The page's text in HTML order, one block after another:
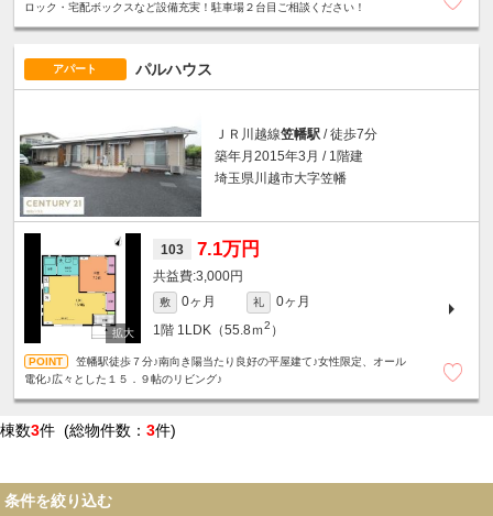
ロック・宅配ボックスなど設備充実！駐車場２台目ご相談ください！
アパート パルハウス
ＪＲ川越線笠幡駅 / 徒歩7分
築年月2015年3月 / 1階建
埼玉県川越市大字笠幡
103 7.1万円
3,000円
敷 0ヶ月 礼
0ヶ月
1階 1LDK（55.8ｍ2 ）
笠幡駅徒歩７分♪南向き陽当たり良好の平屋建て♪女性限定、オール
電化♪広々とした１５．９帖のリビング♪
棟数3件 (総物件数： 3件)
条件を絞り込む